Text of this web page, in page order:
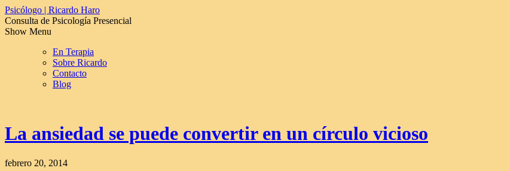
Psicólogo | Ricardo Haro
Consulta de Psicología Presencial
Show Menu
En Terapia
Sobre Ricardo
Contacto
Blog
La ansiedad se puede convertir en un círculo vicioso
febrero 20, 2014